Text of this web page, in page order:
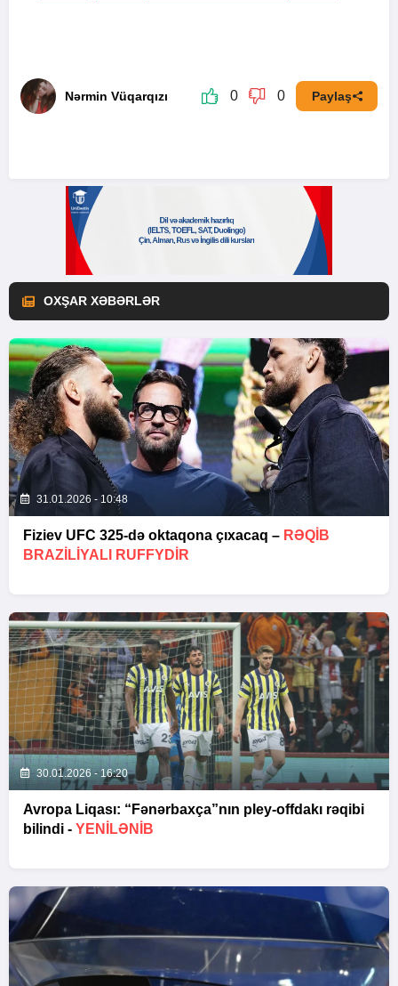
Nərmin Vüqarqızı 0 0 Paylaş
OXŞAR XƏBƏRLƏR
31.01.2026 - 10:48
Fiziev UFC 325-də oktaqona çıxacaq – RƏQIB
BRAZILIYALI RUFFYDIR
30.01.2026 - 16:20
Avropa Liqası: “Fənərbaxça”nın pley-offdakı rəqibi
bilindi - YENİLƏNİB